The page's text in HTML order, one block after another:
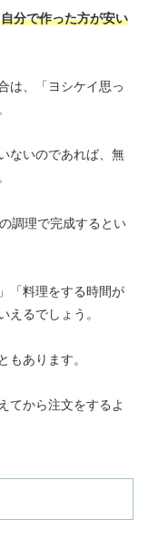
自分で作った方が安い
は、「ヨシケイ思っ
ないのであれば、無
調理で完成するとい
「料理をする時間が
えるでしょう。
もあります。
てから注文をするよ